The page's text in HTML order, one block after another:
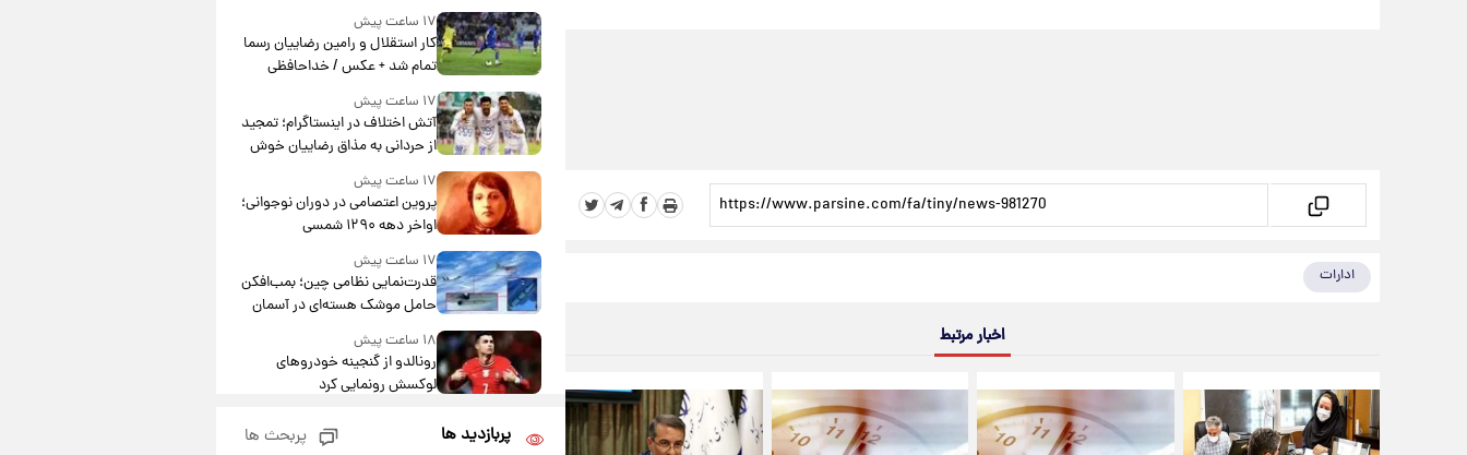
ادارات
اخبار مرتبط
۱۷ ساعت پیش
کار استقلال و رامین رضاییان رسما
تمام شد + عکس / خداحافظی
صمیمانه آبی ها با رامین!
۱۷ ساعت پیش
آتش اختلاف در اینستاگرام؛ تمجید
از حردانی به مذاق رضاییان خوش
نیامد+عکس
۱۷ ساعت پیش
پروین اعتصامی در دوران نوجوانی؛
اواخر دهه ۱۲۹۰ شمسی
۱۷ ساعت پیش
قدرت‌نمایی نظامی چین؛ بمب‌افکن
حامل موشک هسته‌ای در آسمان
ظاهر شد
۱۸ ساعت پیش
رونالدو از گنجینه خودروهای
لوکسش رونمایی کرد
قیمت دلار در بازار آزاد امروز
پربازدید ها پربحث ها